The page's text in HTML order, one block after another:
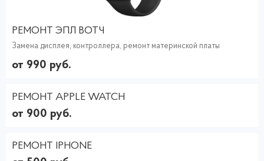
РЕМОНТ ЭПЛ ВОТЧ
Замена дисплея, контроллера, ремонт материнской платы
от 990 руб.
РЕМОНТ APPLE WATCH
от 900 руб.
РЕМОНТ IPHONE